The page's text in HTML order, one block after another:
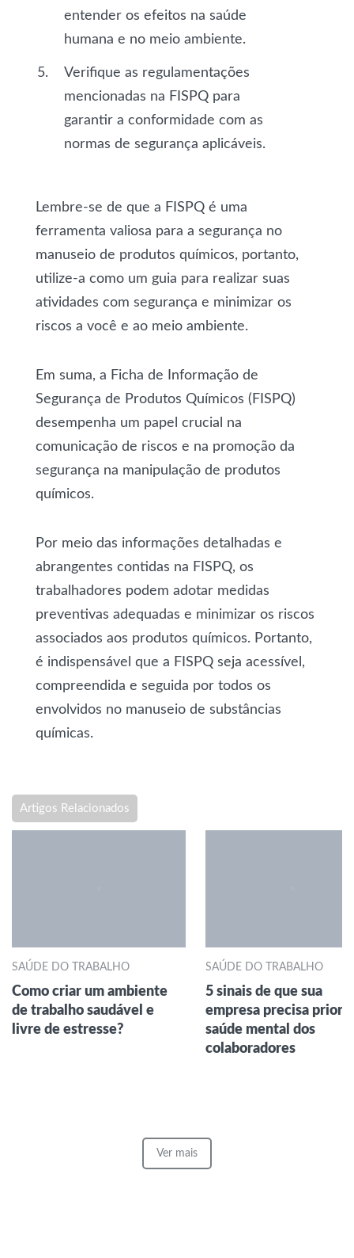
entender os efeitos na saúde
humana e no meio ambiente.
Verifique as regulamentações
mencionadas na FISPQ para
garantir a conformidade com as
normas de segurança aplicáveis.
Lembre-se de que a FISPQ é uma
ferramenta valiosa para a segurança no
manuseio de produtos químicos, portanto,
utilize-a como um guia para realizar suas
atividades com segurança e minimizar os
riscos a você e ao meio ambiente.
Em suma, a Ficha de Informação de
Segurança de Produtos Químicos (FISPQ)
desempenha um papel crucial na
comunicação de riscos e na promoção da
segurança na manipulação de produtos
químicos.
Por meio das informações detalhadas e
abrangentes contidas na FISPQ, os
trabalhadores podem adotar medidas
preventivas adequadas e minimizar os riscos
associados aos produtos químicos. Portanto,
é indispensável que a FISPQ seja acessível,
compreendida e seguida por todos os
envolvidos no manuseio de substâncias
químicas.
Artigos Relacionados
SAÚDE DO TRABALHO
Como criar um ambiente
de trabalho saudável e
livre de estresse?
SAÚDE DO TRABALHO
5 sinais de que sua
empresa precisa
saúde mental dos
colaboradores
Ver mais